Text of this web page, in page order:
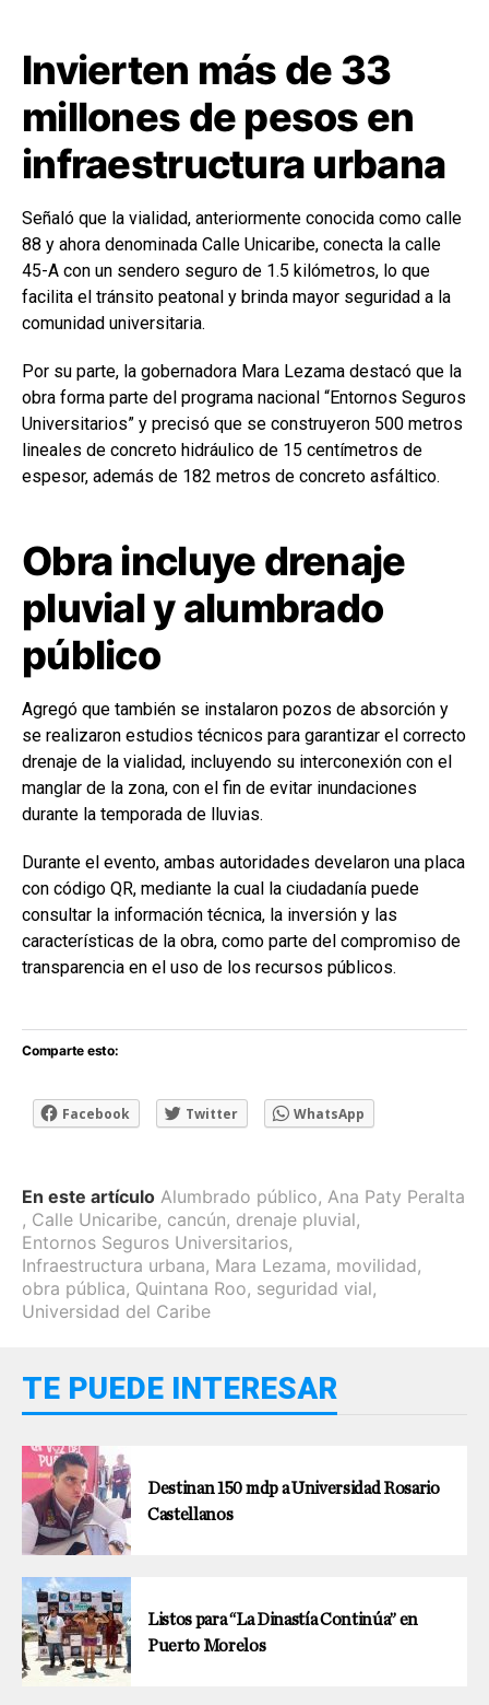
Invierten más de 33
millones de pesos en
infraestructura urbana
Señaló que la vialidad, anteriormente conocida como calle
88 y ahora denominada Calle Unicaribe, conecta la calle
45-A con un sendero seguro de 1.5 kilómetros, lo que
facilita el tránsito peatonal y brinda mayor seguridad a la
comunidad universitaria.
Por su parte, la gobernadora Mara Lezama destacó que la
obra forma parte del programa nacional “Entornos Seguros
Universitarios” y precisó que se construyeron 500 metros
lineales de concreto hidráulico de 15 centímetros de
espesor, además de 182 metros de concreto asfáltico.
Obra incluye drenaje
pluvial y alumbrado
público
Agregó que también se instalaron pozos de absorción y
se realizaron estudios técnicos para garantizar el correcto
drenaje de la vialidad, incluyendo su interconexión con el
manglar de la zona, con el fin de evitar inundaciones
durante la temporada de lluvias.
Durante el evento, ambas autoridades develaron una placa
con código QR, mediante la cual la ciudadanía puede
consultar la información técnica, la inversión y las
características de la obra, como parte del compromiso de
transparencia en el uso de los recursos públicos.
Comparte esto:
Facebook Twitter WhatsApp
En este artículo Alumbrado público, Ana Paty Peralta
, Calle Unicaribe, cancún, drenaje pluvial,
Entornos Seguros Universitarios,
Infraestructura urbana, Mara Lezama, movilidad,
obra pública, Quintana Roo, seguridad vial,
Universidad del Caribe
TE PUEDE INTERESAR
Destinan 150 mdp a Universidad Rosario
Castellanos
Listos para “La Dinastía Continúa” en
Puerto Morelos